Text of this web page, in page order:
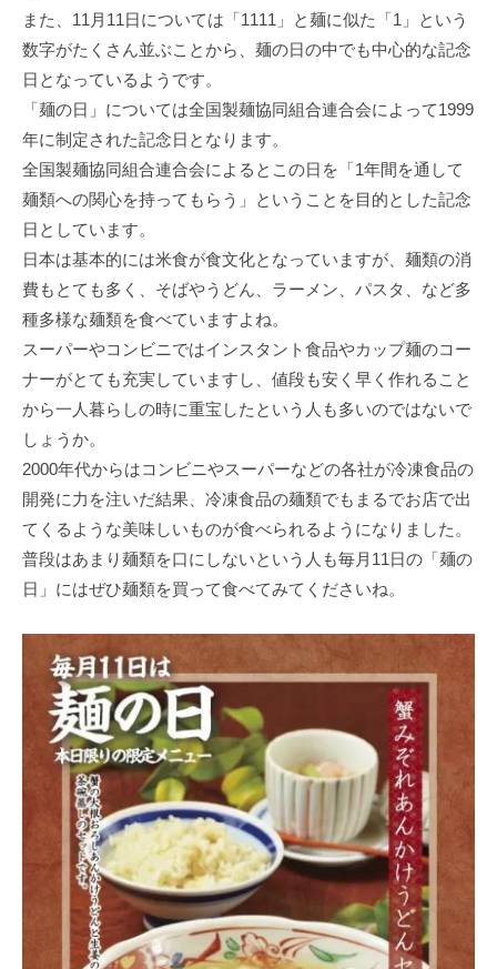
また、11月11日については「1111」と麺に似た「1」という
数字がたくさん並ぶことから、麺の日の中でも中心的な記念
日となっているようです。
「麺の日」については全国製麺協同組合連合会によって1999
年に制定された記念日となります。
全国製麺協同組合連合会によるとこの日を「1年間を通して
麺類への関心を持ってもらう」ということを目的とした記念
日としています。
日本は基本的には米食が食文化となっていますが、麺類の消
費もとても多く、そばやうどん、ラーメン、パスタ、など多
種多様な麺類を食べていますよね。
スーパーやコンビニではインスタント食品やカップ麺のコー
ナーがとても充実していますし、値段も安く早く作れること
から一人暮らしの時に重宝したという人も多いのではないで
しょうか。
2000年代からはコンビニやスーパーなどの各社が冷凍食品の
開発に力を注いだ結果、冷凍食品の麺類でもまるでお店で出
てくるような美味しいものが食べられるようになりました。
普段はあまり麺類を口にしないという人も毎月11日の「麺の
日」にはぜひ麺類を買って食べてみてくださいね。